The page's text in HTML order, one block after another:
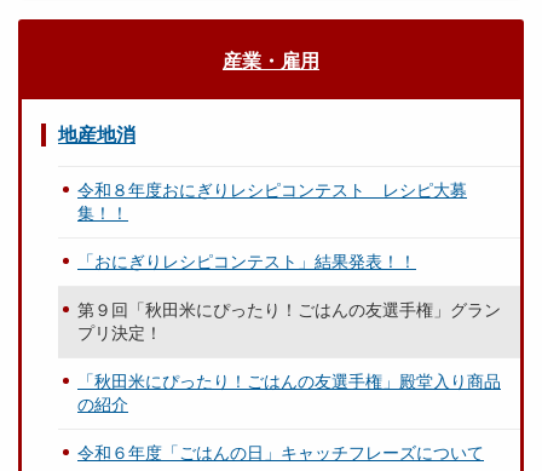
産業・雇用
地産地消
令和８年度おにぎりレシピコンテスト レシピ大募
集！！
「おにぎりレシピコンテスト」結果発表！！
第９回「秋田米にぴったり！ごはんの友選手権」グラン
プリ決定！
「秋田米にぴったり！ごはんの友選手権」殿堂入り商品
の紹介
令和６年度「ごはんの日」キャッチフレーズについて